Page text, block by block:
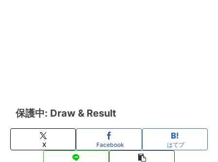
保護中: Draw & Result
X Facebook はてブ